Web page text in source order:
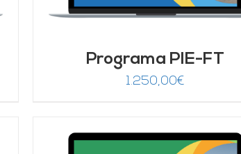
Programa PIE-FT
1.250,00€